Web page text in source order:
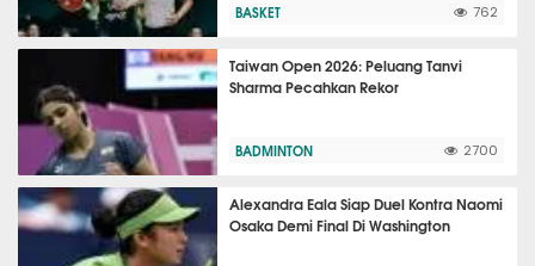
BASKET 762
Taiwan Open 2026: Peluang Tanvi
Sharma Pecahkan Rekor
BADMINTON 2700
Alexandra Eala Siap Duel Kontra Naomi
Osaka Demi Final Di Washington